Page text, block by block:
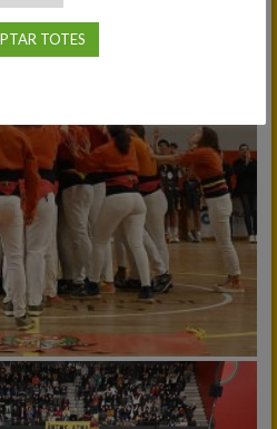
TOTES